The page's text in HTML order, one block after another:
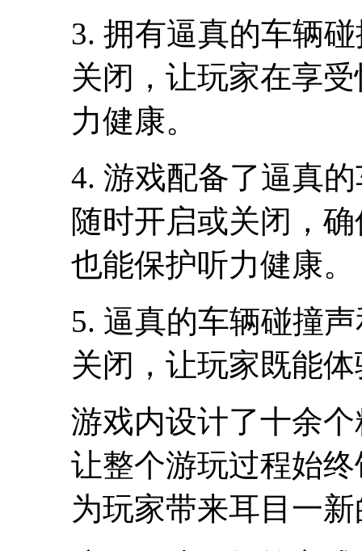
3. 拥有逼真的车辆
关闭，让玩家在享
力健康。
4. 游戏配备了逼真
随时开启或关闭，
也能保护听力健康。
5. 逼真的车辆碰撞
关闭，让玩家既能
游戏内设计了十余
让整个游玩过程始
为玩家带来耳目一